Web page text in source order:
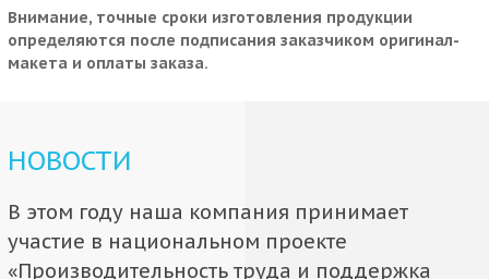
Внимание, точные сроки изготовления продукции
определяются после подписания заказчиком оригинал-
макета и оплаты заказа.
НОВОСТИ
В этом году наша компания принимает
участие в национальном проекте
«Производительность труда и поддержка